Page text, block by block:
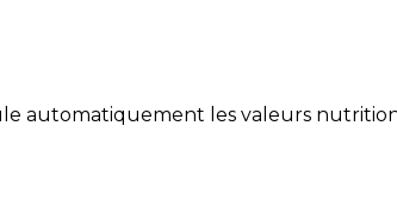
automatiquement les valeurs